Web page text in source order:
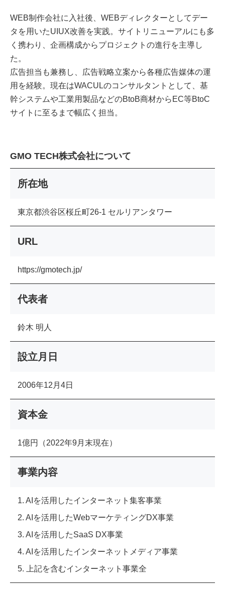
WEB制作会社に入社後、WEBディレクターとしてデー
タを用いたUIUX改善を実践。サイトリニューアルにも多
く携わり、企画構成からプロジェクトの進行を主導し
た。
広告担当も兼務し、広告戦略立案から各種広告媒体の運
用を経験。現在はWACULのコンサルタントとして、基
幹システムや工業用製品などのBtoB商材からEC等BtoC
サイトに至るまで幅広く担当。
GMO TECH株式会社について
所在地
東京都渋谷区桜丘町26-1 セルリアンタワー
URL
https://gmotech.jp/
代表者
鈴木 明人
設立月日
2006年12月4日
資本金
1億円（2022年9月末現在）
事業内容
1. AIを活用したインターネット集客事業
2. AIを活用したWebマーケティングDX事業
3. AIを活用したSaaS DX事業
4. AIを活用したインターネットメディア事業
5. 上記を含むインターネット事業全